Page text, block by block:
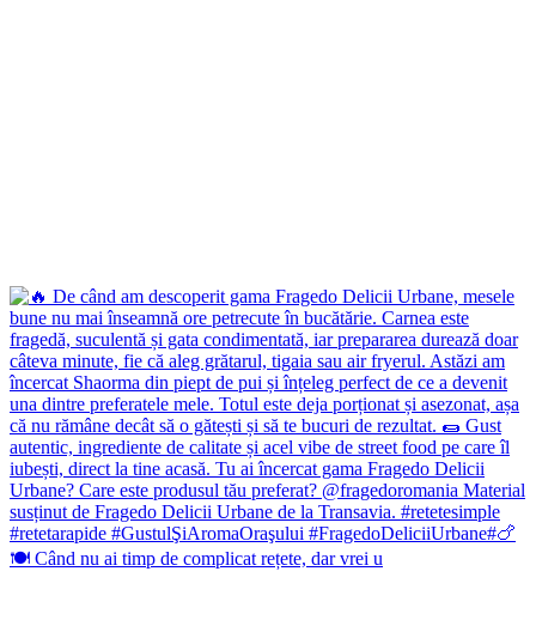
🍽️ Când nu ai timp de complicat rețete, dar vrei u